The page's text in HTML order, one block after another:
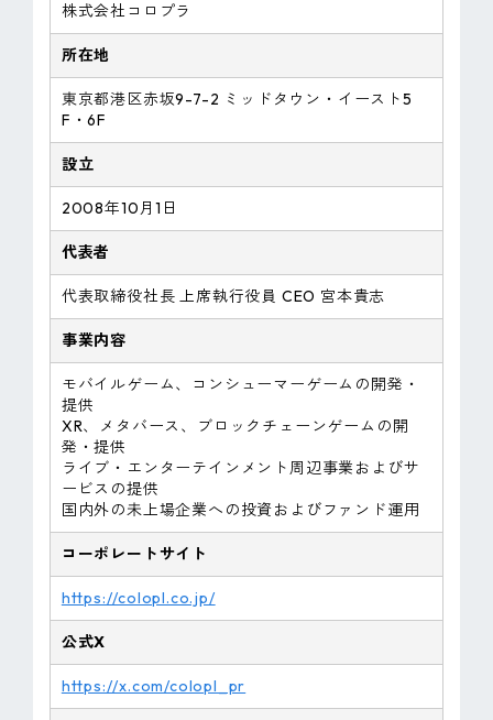
株式会社コロプラ
所在地
東京都港区赤坂9-7-2 ミッドタウン・イースト5
F・6F
設立
2008年10月1日
代表者
代表取締役社長 上席執行役員 CEO 宮本貴志
事業内容
モバイルゲーム、コンシューマーゲームの開発・
提供
XR、メタバース、ブロックチェーンゲームの開
発・提供
ライブ・エンターテインメント周辺事業およびサ
ービスの提供
国内外の未上場企業への投資およびファンド運用
コーポレートサイト
https://colopl.co.jp/
公式X
https://x.com/colopl_pr